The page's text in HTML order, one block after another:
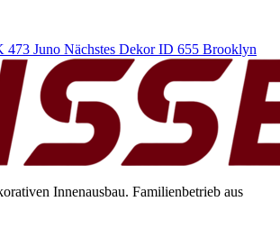
473 Juno Nächstes Dekor ID 655 Brooklyn
Innenausbau. Familienbetrieb aus